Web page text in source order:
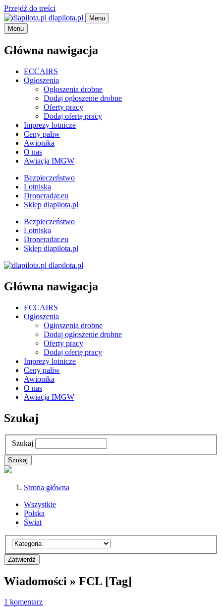
Przejdź do treści
dlapilota.pl
Menu
Menu
Główna nawigacja
ECCAIRS
Ogłoszenia
Ogłoszenia drobne
Dodaj ogłoszenie drobne
Oferty pracy
Dodaj ofertę pracy
Imprezy lotnicze
Ceny paliw
Awionika
O nas
Awiacja IMGW
Bezpieczeństwo
Lotniska
Droneradar.eu
Sklep dlapilota.pl
Bezpieczeństwo
Lotniska
Droneradar.eu
Sklep dlapilota.pl
dlapilota.pl
Główna nawigacja
ECCAIRS
Ogłoszenia
Ogłoszenia drobne
Dodaj ogłoszenie drobne
Oferty pracy
Dodaj ofertę pracy
Imprezy lotnicze
Ceny paliw
Awionika
O nas
Awiacja IMGW
Szukaj
Szukaj
Strona główna
Wszystkie
Polska
Świat
Wiadomości » FCL [Tag]
1 komentarz